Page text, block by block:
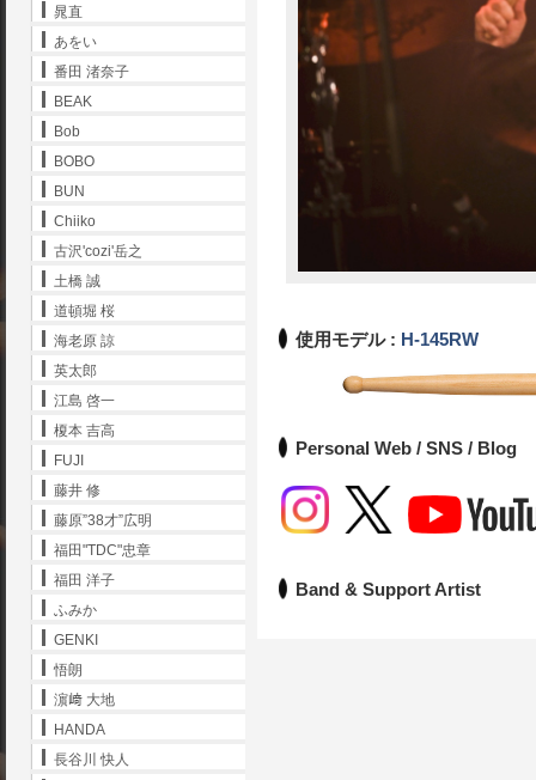
使用モデル : H-145RW
Personal Web / SNS / Blog
Band & Support Artist
晁直
あをい
番田 渚奈子
BEAK
Bob
BOBO
BUN
Chiiko
古沢'cozi'岳之
土橋 誠
道頓堀 桜
海老原 諒
英太郎
江島 啓一
榎本 吉高
FUJI
藤井 修
藤原”38才”広明
福田"TDC"忠章
福田 洋子
ふみか
GENKI
悟朗
濵﨑 大地
HANDA
長谷川 快人